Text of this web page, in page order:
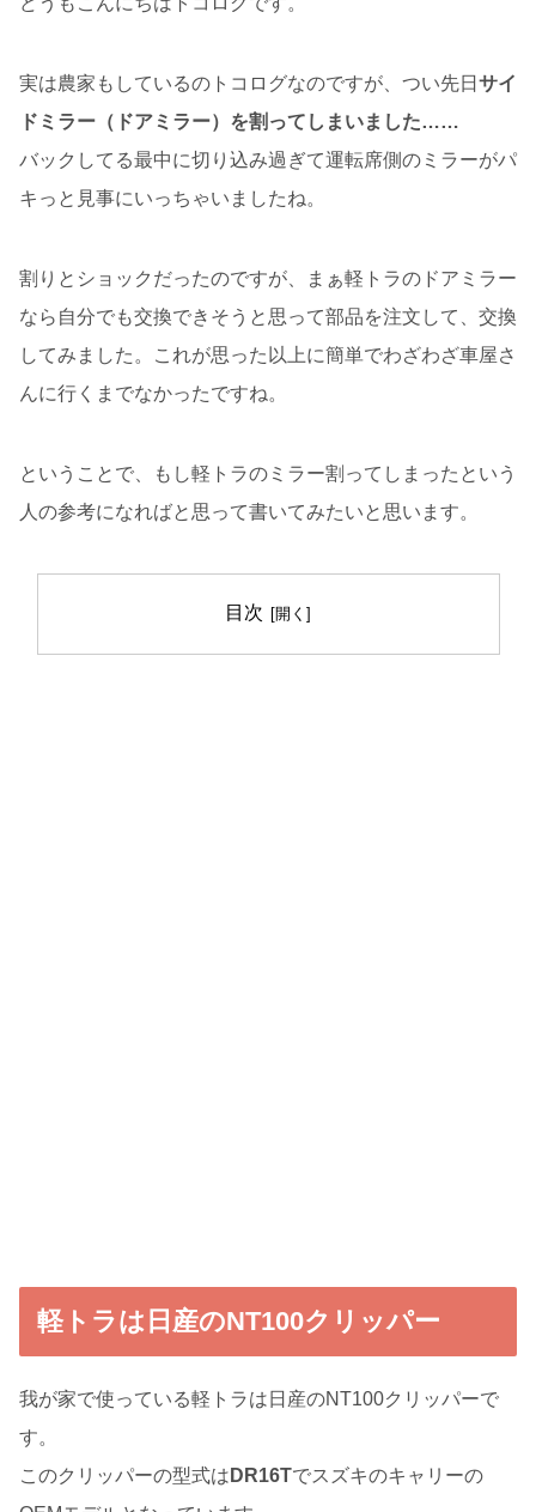
実は農家もしているのトコログなのですが、つい先日 サイ
ドミラー（ドアミラー）を割ってしまいました……
バックしてる最中に切り込み過ぎて運転席側のミラーがパ
キっと見事にいっちゃいましたね。
割りとショックだったのですが、まぁ軽トラのドアミラー
なら自分でも交換できそうと思って部品を注文して、交換
してみました。これが思った以上に簡単でわざわざ車屋さ
んに行くまでなかったですね。
ということで、もし軽トラのミラー割ってしまったという
人の参考になればと思って書いてみたいと思います。
目次
軽トラは日産のNT100クリッパー
我が家で使っている軽トラは日産のNT100クリッパーで
す。
このクリッパーの型式は DR16Tでスズキのキャリーの